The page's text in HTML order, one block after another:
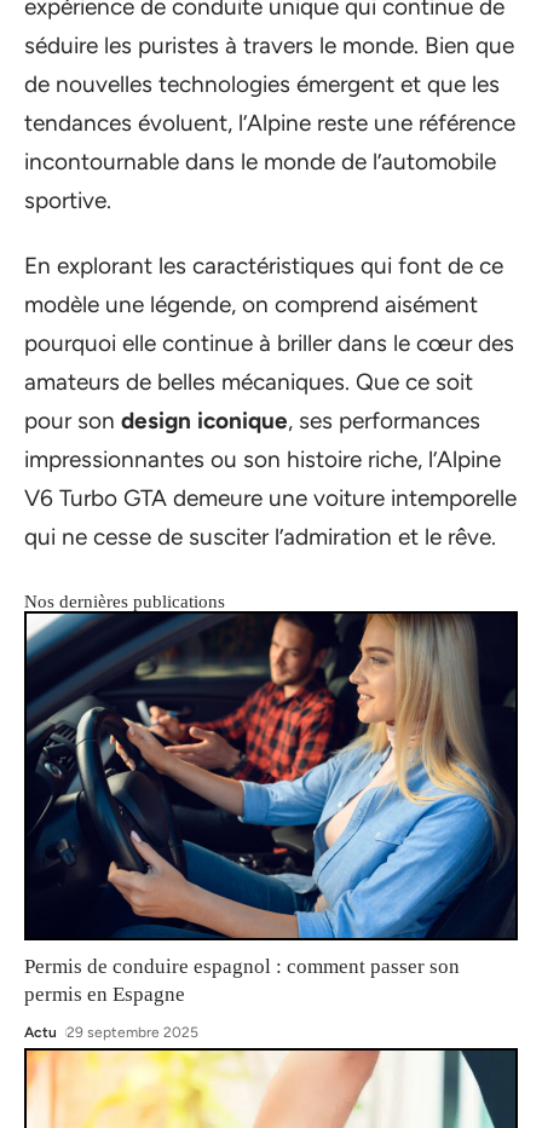
expérience de conduite unique qui continue de
séduire les puristes à travers le monde. Bien que
de nouvelles technologies émergent et que les
tendances évoluent, l’Alpine reste une référence
incontournable dans le monde de l’automobile
sportive.
En explorant les caractéristiques qui font de ce
modèle une légende, on comprend aisément
pourquoi elle continue à briller dans le cœur des
amateurs de belles mécaniques. Que ce soit
pour son design iconique, ses performances
impressionnantes ou son histoire riche, l’Alpine
V6 Turbo GTA demeure une voiture intemporelle
qui ne cesse de susciter l’admiration et le rêve.
Nos dernières publications
Permis de conduire espagnol : comment passer son
permis en Espagne
Actu 29 septembre 2025